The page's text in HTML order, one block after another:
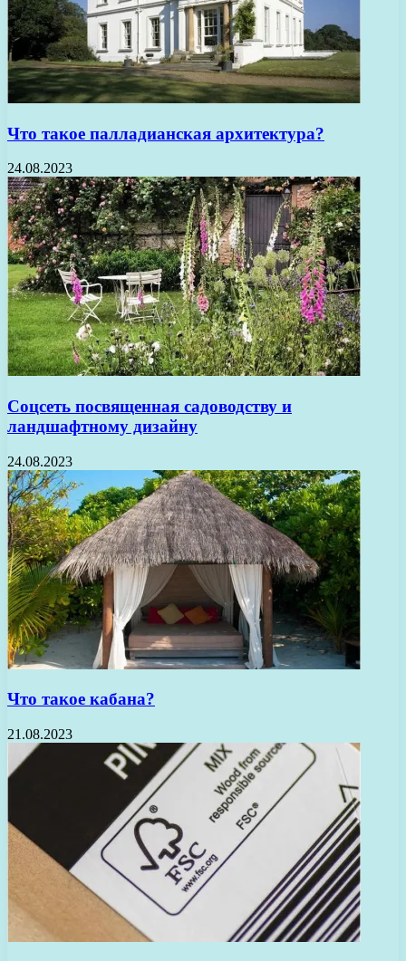
Что такое палладианская архитектура?
24.08.2023
Соцсеть посвященная садоводству и
ландшафтному дизайну
24.08.2023
Что такое кабана?
21.08.2023